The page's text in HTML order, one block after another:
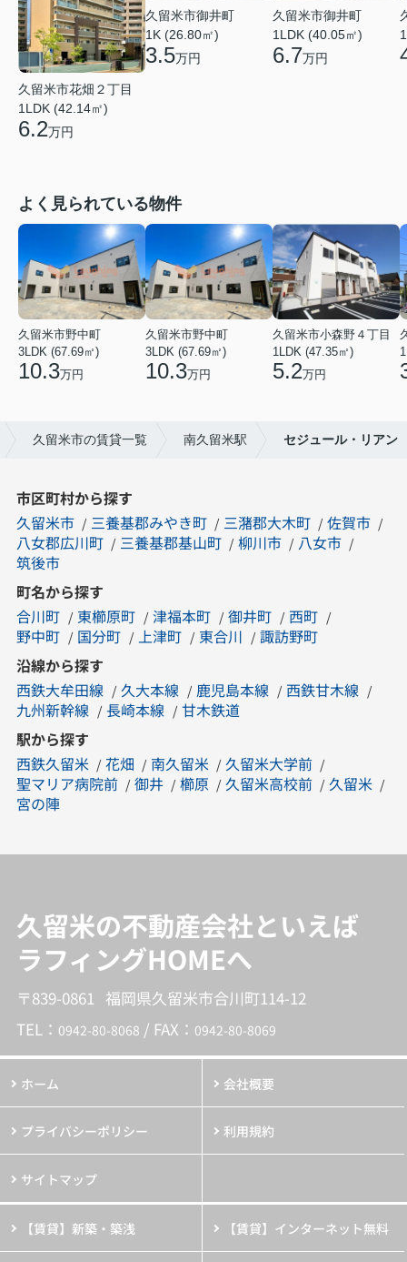
久留米市花畑２丁目
1LDK (42.14㎡)
6.2万円
久留米市御井町
1K (26.80㎡)
3.5万円
久留米市御井町
1LDK (40.05㎡)
6.7万円
よく見られている物件
久留米市野中町
3LDK (67.69㎡)
10.3万円
久留米市野中町
3LDK (67.69㎡)
10.3万円
久留米市小森野４丁目
1LDK (47.35㎡)
5.2万円
久留米市の賃貸一覧 南久留米駅 セジュール・リアン
市区町村から探す
久留米市
三養基郡みやき町 三潴郡大木町
佐賀市
八女郡広川町
三養基郡基山町 柳川市
八女市
筑後市
町名から探す
合川町
東櫛原町 津福本町 御井町
西町
野中町
国分町 上津町 東合川
諏訪野町
沿線から探す
西鉄大牟田線
久大本線 鹿児島本線
西鉄甘木線
九州新幹線
長崎本線
甘木鉄道
駅から探す
西鉄久留米
花畑 南久留米
久留米大学前
聖マリア病院前
御井 櫛原 久留米高校前
久留米
宮の陣
久留米の不動産会社といえば
ラフィングHOMEへ
〒839-0861 福岡県久留米市合川町114-12
TEL： 0942-80-8068 / FAX： 0942-80-8069
ホーム 会社概要
プライバシーポリシー 利用規約
サイトマップ
【賃貸】新築・築浅 【賃貸】インターネット無料